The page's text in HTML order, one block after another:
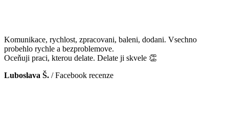
Komunikace, rychlost, zpracovani, baleni, dodani. Vsechno
probehlo rychle a bezproblemove.
Oceňuji praci, kterou delate. Delate ji skvele 👏
Luboslava Š. /Facebook recenze